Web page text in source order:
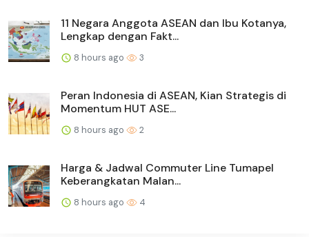
11 Negara Anggota ASEAN dan Ibu Kotanya,
Lengkap dengan Fakt...
8 hours ago 3
Peran Indonesia di ASEAN, Kian Strategis di
Momentum HUT ASE...
8 hours ago 2
Harga & Jadwal Commuter Line Tumapel
Keberangkatan Malan...
8 hours ago 4